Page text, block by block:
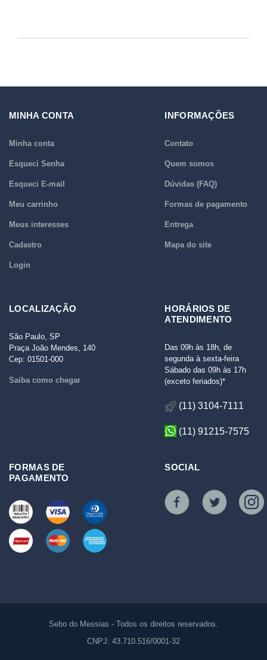
MINHA CONTA
Minha conta
Esqueci Senha
Esqueci E-mail
Meu carrinho
Meus interesses
Cadastro
Login
INFORMAÇÕES
Contato
Quem somos
Dúvidas (FAQ)
Formas de pagamento
Entrega
Mapa do site
LOCALIZAÇÃO
São Paulo, SP
Praça João Mendes, 140
Cep: 01501-000
Saiba como chegar
HORÁRIOS DE
ATENDIMENTO
Das 09h às 18h, de
segunda à sexta-feira
Sábado das 09h às 17h
(exceto feriados)*
(11) 3104-7111
(11) 91215-7575
FORMAS DE
PAGAMENTO
SOCIAL
Sebo do Messias - Todos os direitos reservados.
CNPJ: 43.710.516/0001-32